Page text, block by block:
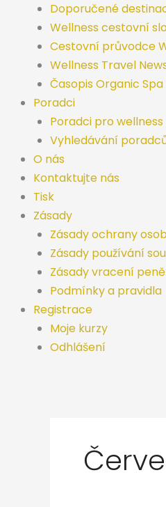
Doporučené
Wellness cestovní
Cestovní průvodce
Wellness Travel
Časopis Organic Spa
Poradci
Poradci pro
Vyhledávání
O nás
Kontaktujte nás
Tisk
Zásady
Zásady ochrany
Zásady používání
Zásady vracení
Podmínky a pravidla
Registrace
Moje kurzy
Odhlášení